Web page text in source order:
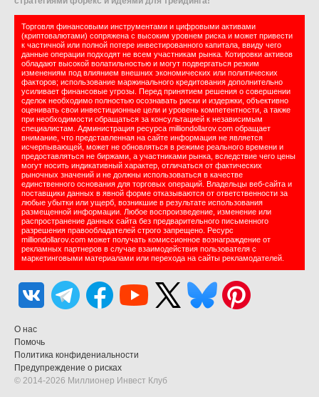
Торговля финансовыми инструментами и цифровыми активами
(криптовалютами) сопряжена с высоким уровнем риска и может привести
к частичной или полной потере инвестированного капитала, ввиду чего
данные операции подходят не всем участникам рынка. Котировки активов
обладают высокой волатильностью и могут подвергаться резким
изменениям под влиянием внешних экономических или политических
факторов; использование маржинального кредитования дополнительно
усиливает финансовые угрозы. Перед принятием решения о совершении
сделок необходимо полностью осознавать риски и издержки, объективно
оценивать свои инвестиционные цели и уровень компетентности, а также
при необходимости обращаться за консультацией к независимым
специалистам. Администрация ресурса milliondollarov.com обращает
внимание, что представленная на сайте информация не является
исчерпывающей, может не обновляться в режиме реального времени и
предоставляться не биржами, а участниками рынка, вследствие чего цены
могут носить индикативный характер, отличаться от фактических
рыночных значений и не должны использоваться в качестве
единственного основания для торговых операций. Владельцы веб-сайта и
поставщики данных в явной форме отказываются от ответственности за
любые убытки или ущерб, возникшие в результате использования
размещенной информации. Любое воспроизведение, изменение или
распространение данных сайта без предварительного письменного
разрешения правообладателей строго запрещено. Ресурс
milliondollarov.com может получать комиссионное вознаграждение от
рекламных партнеров в случае взаимодействия пользователя с
маркетинговыми материалами или перехода на сайты рекламодателей.
О нас
Помочь
Политика конфидениальности
Предупреждение о рисках
© 2014-2026 Миллионер Инвест Клуб